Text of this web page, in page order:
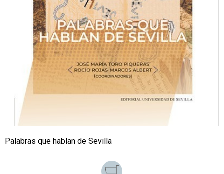
Palabras que hablan de Sevilla